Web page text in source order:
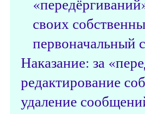
своих
первоначальный
Наказание: за
редактирование
удаление